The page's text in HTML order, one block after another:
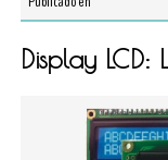
Display